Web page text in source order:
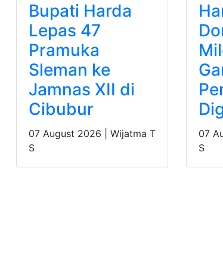
Bupati Harda
Lepas 47
Pramuka
Sleman ke
Jamnas XII di
Cibubur
07 August 2026 | Wijatma T
S
07
S